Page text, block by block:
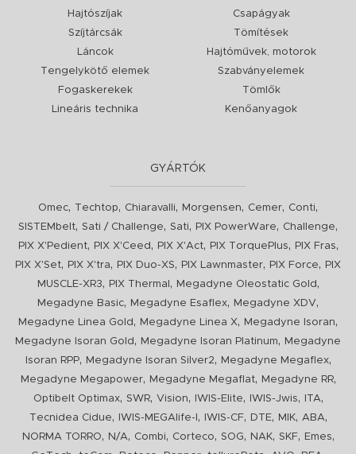
Hajtószíjak
Szíjtárcsák
Láncok
Tengelykötő elemek
Fogaskerekek
Lineáris technika
Csapágyak
Tömítések
Hajtóművek, motorok
Szabványelemek
Tömlők
Kenőanyagok
GYÁRTÓK
Omec, Techtop, Chiaravalli, Morgensen, Cemer, Conti,
SISTEMbelt, Sati / Challenge, Sati, PIX PowerWare, Challenge,
PIX X'Pedient, PIX X'Ceed , PIX X'Act, PIX TorquePlus, PIX Fras,
PIX X'Set, PIX X'tra, PIX Duo-XS, PIX Lawnmaster, PIX Force,
PIX
MUSCLE-XR3, PIX Thermal , Megadyne Oleostatic Gold ,
Megadyne Basic, Megadyne Esaflex, Megadyne XDV,
Megadyne Linea Gold , Megadyne Linea X, Megadyne Isoran,
Megadyne Isoran Gold , Megadyne Isoran Platinum,
Megadyne
Isoran RPP, Megadyne Isoran Silver2, Megadyne Megaflex,
Megadyne Megapower, Megadyne Megaflat, Megadyne RR,
Optibelt Optimax, SWR, Vision, IWIS-Elite, IWIS-Jwis, ITA,
Tecnidea Cidue, IWIS-MEGAlife-I , IWIS-CF, DTE, MIK, ABA,
NORMA TORRO, N/A, Combi, Corteco, SOG, NAK, SKF, Emes,